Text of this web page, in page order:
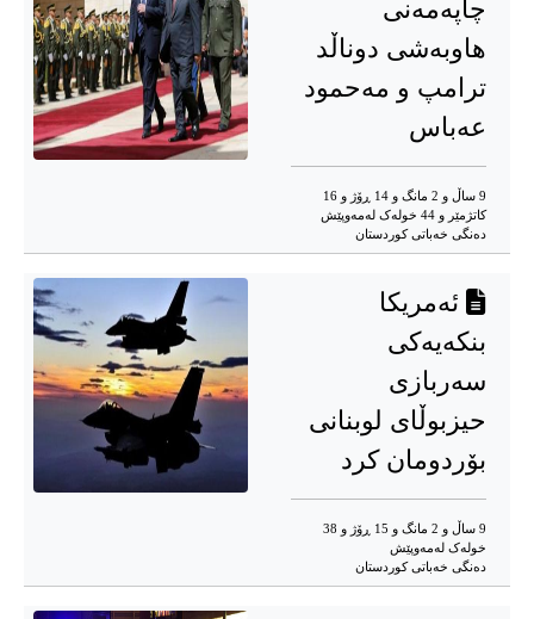
چاپەمەنی
هاوبەشی دوناڵد
ترامپ و مەحمود
عەباس
9 ساڵ و 2 مانگ و 14 ڕۆژ و 16
کاتژمێر و 44 خوله‌ک له‌مه‌وپێش‌
دەنگی خەباتی کوردستان
ئەمریکا
بنکەیەکی
سەربازی
حیزبوڵای لوبنانی
بۆردومان کرد
9 ساڵ و 2 مانگ و 15 ڕۆژ و 38
خوله‌ک له‌مه‌وپێش‌
دەنگی خەباتی کوردستان